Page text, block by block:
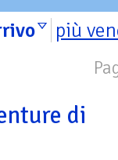
più
di